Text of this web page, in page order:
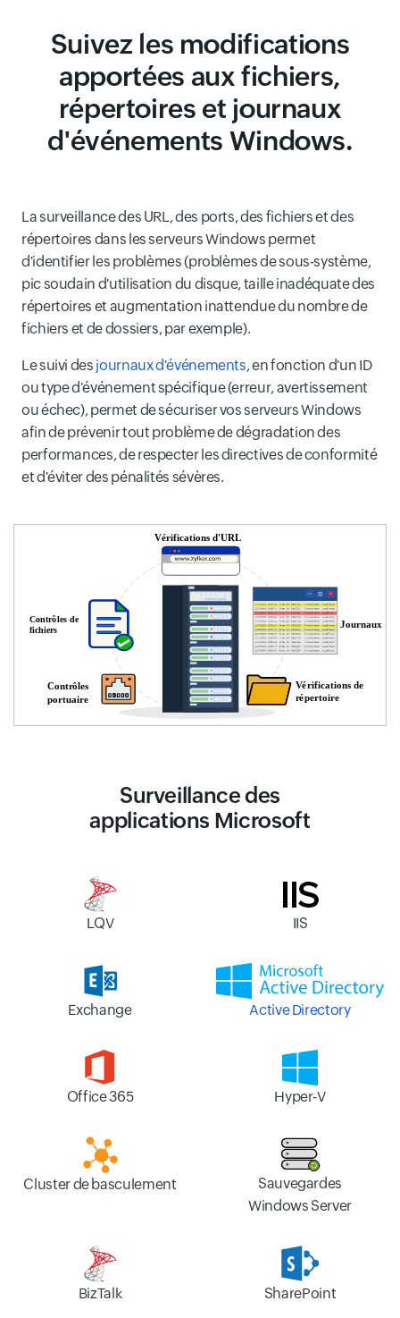
Suivez les modifications
apportées aux fichiers,
répertoires et journaux
d'événements Windows.
La surveillance des URL, des ports, des fichiers et des
répertoires dans les serveurs Windows permet
d'identifier les problèmes (problèmes de sous-système,
pic soudain d'utilisation du disque, taille inadéquate des
répertoires et augmentation inattendue du nombre de
fichiers et de dossiers, par exemple).
Le suivi des journaux d'événements, en fonction d'un ID
ou type d'événement spécifique (erreur, avertissement
ou échec), permet de sécuriser vos serveurs Windows
afin de prévenir tout problème de dégradation des
performances, de respecter les directives de conformité
et d'éviter des pénalités sévères.
Surveillance des
applications Microsoft
LQV IIS
Exchange Active Directory
Office 365 Hyper-V
Cluster de basculement
Sauvegardes
Windows Server
BizTalk SharePoint